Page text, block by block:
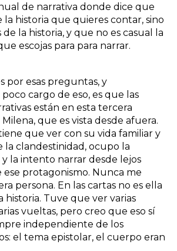
de narrativa donde dice que
la historia que quieres contar, sino
de la historia, y que no es casual la
escojas para para narrar.
por esas preguntas, y
cargo de eso, es que las
están en esta tercera
que es vista desde afuera.
que ver con su vida familiar y
la clandestinidad, ocupo la
la intento narrar desde lejos
ese protagonismo. Nunca me
persona. En las cartas no es ella
historia. Tuve que ver varias
vueltas, pero creo que eso sí
independiente de los
el tema epistolar, el cuerpo eran